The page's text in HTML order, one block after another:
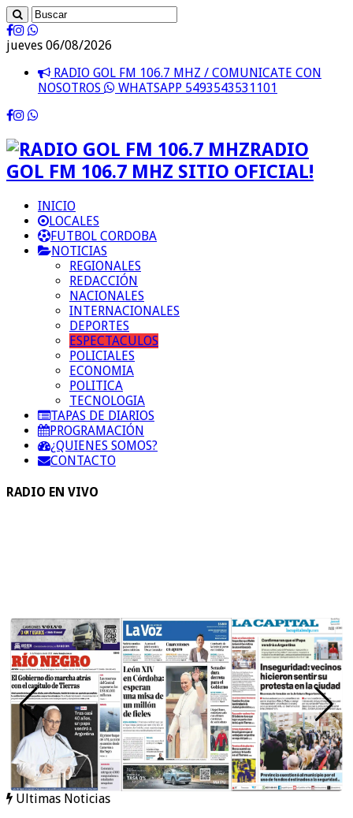
jueves 06/08/2026
RADIO GOL FM 106.7 MHZ / COMUNICATE CON
NOSOTROS
WHATSAPP 5493543531101
RADIO
GOL FM 106.7 MHZ SITIO OFICIAL!
INICIO
LOCALES
FUTBOL CORDOBA
NOTICIAS
REGIONALES
REDACCIÓN
NACIONALES
INTERNACIONALES
DEPORTES
ESPECTACULOS
POLICIALES
ECONOMIA
POLITICA
TECNOLOGIA
TAPAS DE DIARIOS
PROGRAMACIÓN
¿QUIENES SOMOS?
CONTACTO
RADIO EN VIVO
Ultimas Noticias